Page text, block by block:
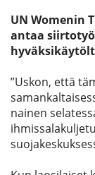
UN Womenin
antaa
”Uskon, että
nainen